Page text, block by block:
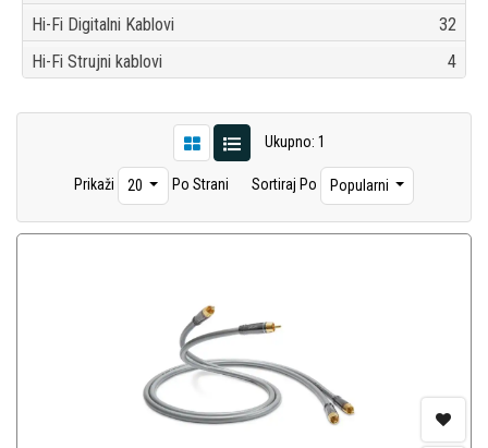
Hi-Fi Digitalni Kablovi
32
Hi-Fi Strujni kablovi
4
Ukupno: 1
Prikaži 20 Po Strani Sortiraj Po Popularni